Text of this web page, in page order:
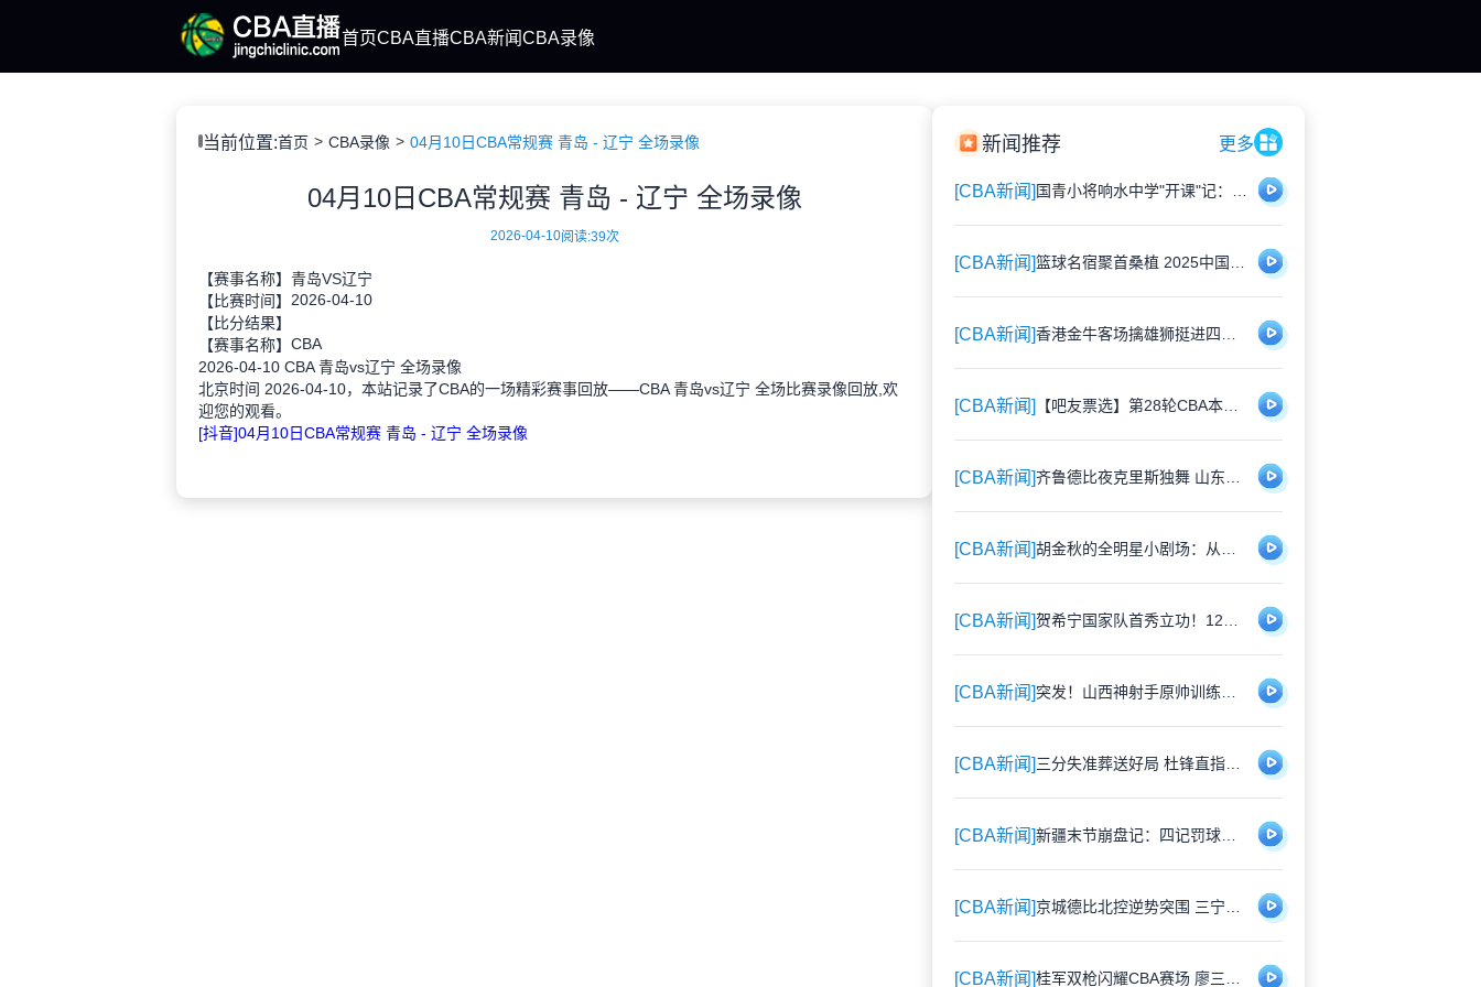
首页CBA直播CBA新闻CBA录像
当前位置:首页 CBA录像 04月10日CBA常规赛 青岛 - 辽宁 全场录像
04月10日CBA常规赛 青岛 - 辽宁 全场录像
2026-04-10阅读:39次
【赛事名称】 青岛VS辽宁
【比赛时间】 2026-04-10
【比分结果】
【赛事名称】 CBA
2026-04-10 CBA 青岛vs辽宁 全场录像
北京时间 2026-04-10，本站记录了CBA的一场精彩赛事回放——CBA 青岛vs辽宁 全场比赛录像回放,欢
迎您的观看。
[抖音]04月10日CBA常规赛 青岛 - 辽宁 全场录像
新闻推荐 更多
[CBA新闻]
[CBA新闻]
[CBA新闻]
[CBA新闻]
[CBA新闻]
[CBA新闻]
[CBA新闻]
[CBA新闻]
[CBA新闻]
[CBA新闻]
[CBA新闻]
[CBA新闻]